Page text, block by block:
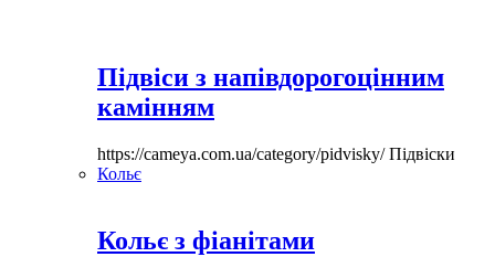
Підвіси з напівдорогоцінним
камінням
https://cameya.com.ua/category/pidvisky/Підвіски
Кольє
Кольє з фіанітами